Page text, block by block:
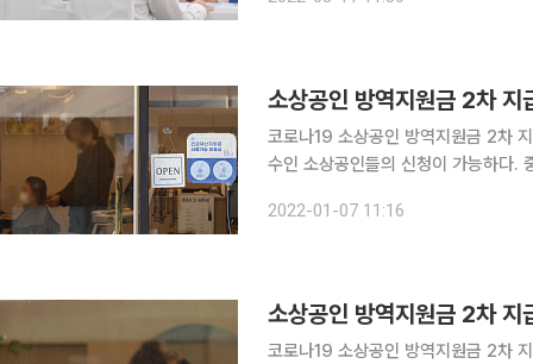
소상공인 방역지원금 2차 지
코로나19 소상공인 방역지원금 2차
수인 소상공인들의 신청이 가능하다. 중소벤처기업부 전날 코로나19로 피해를 입은 소상공인에 대
상공인들의 신청이 가능했다. 8일부
2022-01-07 11:16
소상공인 방역지원금 2차
코로나19 소상공인 방역지원금 2차 지급이 6일 시작됐다. 이